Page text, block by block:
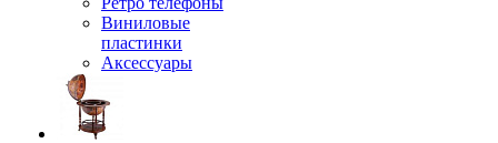
Виниловые
пластинки
Аксессуары